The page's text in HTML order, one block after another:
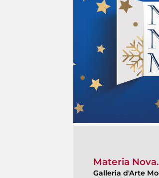
Materia
Galleria d'Arte